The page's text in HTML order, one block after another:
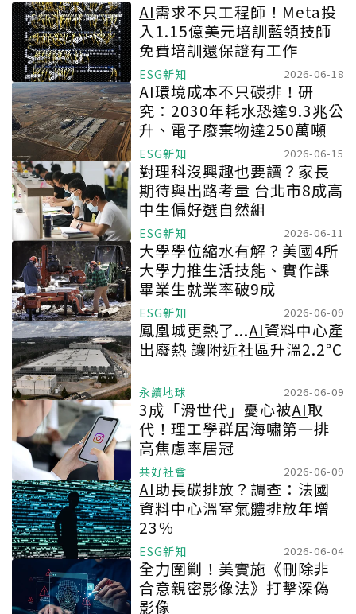
AI需求不只工程師！Meta投
入1.15億美元培訓藍領技師
免費培訓還保證有工作
ESG新知 2026-06-18
AI環境成本不只碳排！研
究：2030年耗水恐達9.3兆公
升、電子廢棄物達250萬噸
ESG新知 2026-06-15
對理科沒興趣也要讀？家長
期待與出路考量 台北市8成高
中生偏好選自然組
ESG新知 2026-06-11
大學學位縮水有解？美國4所
大學力推生活技能、實作課
畢業生就業率破9成
ESG新知 2026-06-09
鳳凰城更熱了...AI資料中心產
出廢熱 讓附近社區升溫2.2°C
永續地球 2026-06-09
3成「滑世代」憂心被AI取
代！理工學群居海嘯第一排
高焦慮率居冠
共好社會 2026-06-09
AI助長碳排放？調查：法國
資料中心溫室氣體排放年增
23％
ESG新知 2026-06-04
全力圍剿！美實施《刪除非
合意親密影像法》打擊深偽
影像